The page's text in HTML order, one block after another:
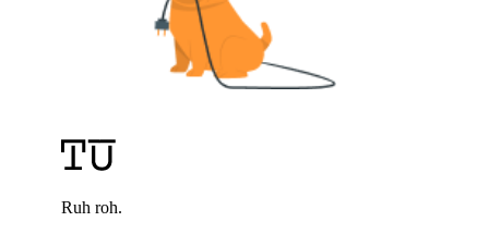
Ruh roh.